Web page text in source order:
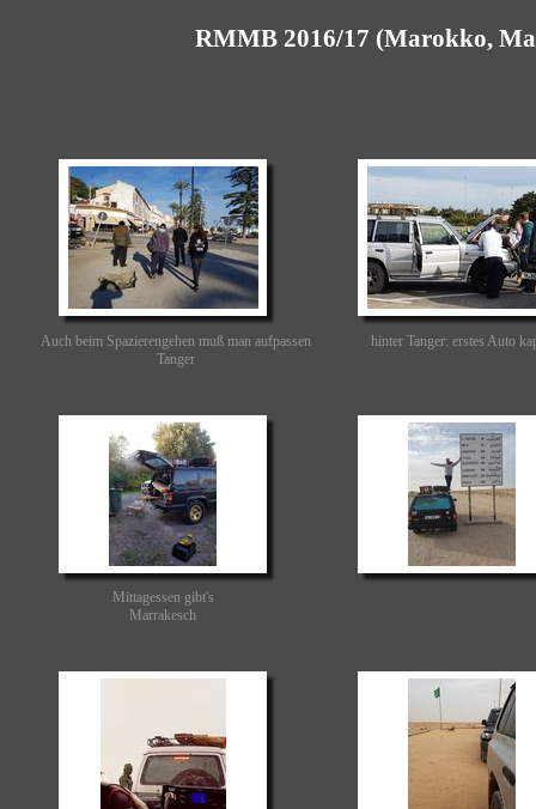
RMMB 2016/17 (Marokko,
Auch beim Spazierengehen muß man aufpassen
Tanger
hinter Tanger: erstes Auto
Mittagessen gibt's
Marrakesch